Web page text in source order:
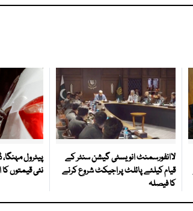
لاانفورسمنٹ انویسٹی گیشن سنٹر کے
قیام کیلئے پائلٹ پراجیکٹ شروع کرنے
کا فیصلہ
پیٹرول
نئی قیمتوں کا